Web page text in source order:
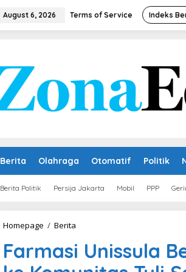
August 6, 2026 Terms of Service Indeks
Berita Olahraga Otomatif Politik
Berita Politik Persija Jakarta Mobil PPP
Homepage / Berita
Beri
Sosialisasi
Kesehatan
Farmasi Unissula